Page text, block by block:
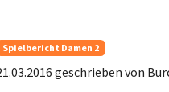
Spielbericht Damen 2
geschrieben von